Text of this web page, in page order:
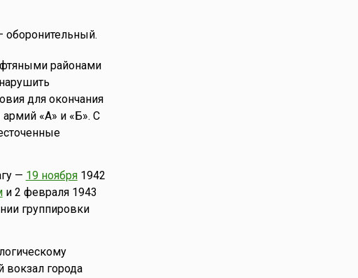
оборонительный.
районами
для окончания
«А» и «Б». С
— 19 ноября1942
и 2 февраля 1943
группировки
города